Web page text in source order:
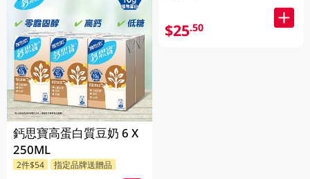
鈣思寶高蛋白質豆奶 6 X
250ML
2件$54 指定品牌送贈品
$25.50